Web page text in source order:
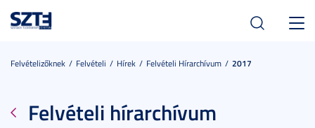
Felvételizőknek Felvételi Hírek Felvételi Hírarchívum 2017
Felvételi hírarchívum